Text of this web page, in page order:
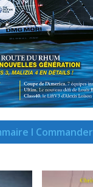
I Commander